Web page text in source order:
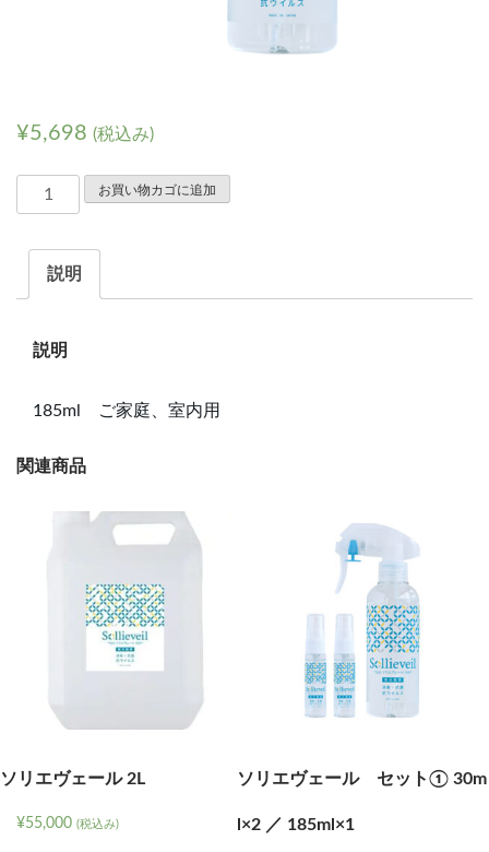
¥5,698 (税込み)
リ
エ
（185ml）
家
お買い物カゴに追加
説明
説明
185ml ご家庭、室内用
関連商品
ソリエヴェール 2L
¥55,000 (税込み)
ソリエヴェール セット① 30m
l×2 ／ 185ml×1